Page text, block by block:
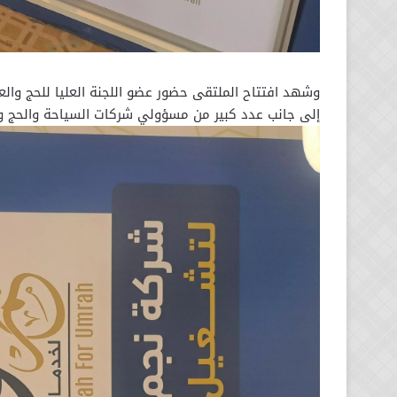
وشهد افتتاح الملتقى حضور عضو اللجنة العليا للحج
إلى جانب عدد كبير من مسؤولي شركات السياحة والحج